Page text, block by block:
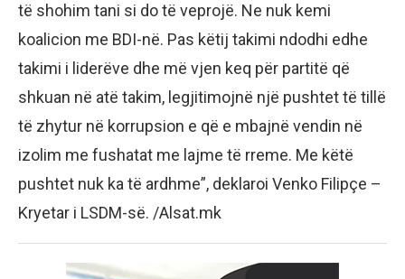
të shohim tani si do të veprojë. Ne nuk kemi
koalicion me BDI-në. Pas këtij takimi ndodhi edhe
takimi i liderëve dhe më vjen keq për partitë që
shkuan në atë takim, legjitimojnë një pushtet të tillë
të zhytur në korrupsion e që e mbajnë vendin në
izolim me fushatat me lajme të rreme. Me këtë
pushtet nuk ka të ardhme”, deklaroi Venko Filipçe –
Kryetar i LSDM-së. /Alsat.mk